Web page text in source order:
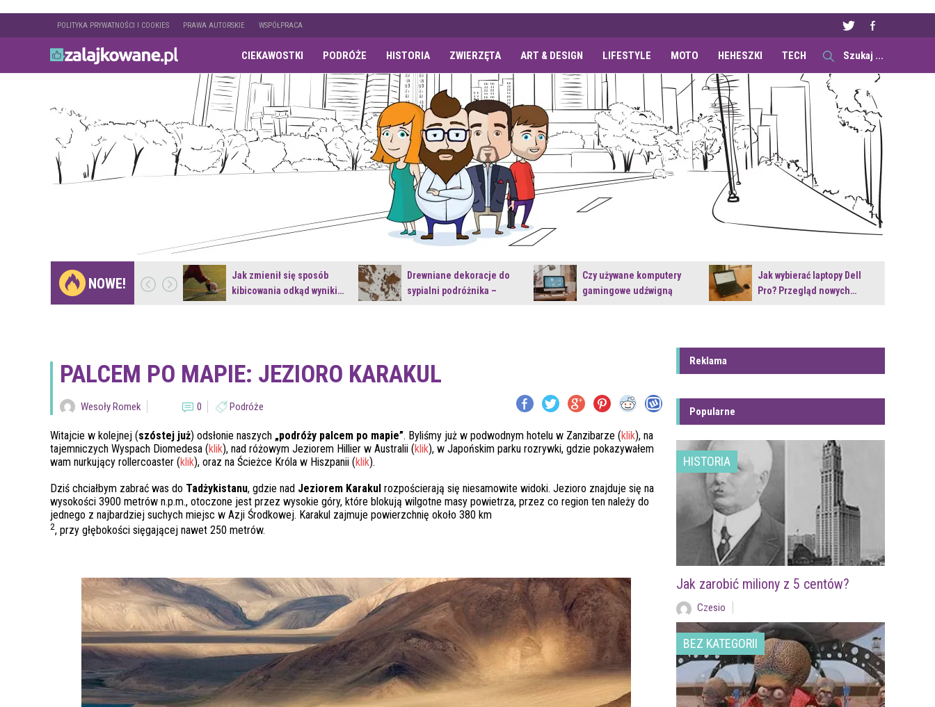
POLITYKA PRYWATNOŚCI I COOKIES PRAWA AUTORSKIE WSPÓŁPRACA
CIEKAWOSTKI PODRÓŻE HISTORIA ZWIERZĘTA ART & DESIGN LIFESTYLE MOTO HEHESZKI TECH
NOWE!
Gdzie pojechać na
weekend z naturą w…
Jak zmienił się sposób
kibicowania odkąd wyniki…
Drewniane dekoracje do
sypialni podróżnika –
Czy używane komputery
gamingowe udźwigną
Jak wybierać laptopy Dell
Pro? Przegląd nowych…
PALCEM PO MAPIE: JEZIORO KARAKUL
Wesoły Romek 0 Podróże
Witajcie w kolejnej (szóstej już) odsłonie naszych „podróży palcem po mapie”. Byliśmy już w podwodnym hotelu w Zanzibarze (klik), na
tajemniczych Wyspach Diomedesa (klik), nad różowym Jeziorem Hillier w Australii (klik), w Japońskim parku rozrywki, gdzie pokazywałem
wam nurkujący rollercoaster (klik), oraz na Ścieżce Króla w Hiszpanii (klik).
Dziś chciałbym zabrać was do Tadżykistanu, gdzie nad Jeziorem Karakul rozpościerają się niesamowite widoki. Jezioro znajduje się na
wysokości 3900 metrów n.p.m., otoczone jest przez wysokie góry, które blokują wilgotne masy powietrza, przez co region ten należy do
jednego z najbardziej suchych miejsc w Azji Środkowej. Karakul zajmuje powierzchnię około 380 km
2, przy głębokości sięgającej nawet 250 metrów.
Reklama
Popularne
HISTORIA
Jak zarobić miliony z 5 centów?
Czesio
BEZ KATEGORII